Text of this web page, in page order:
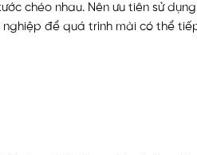
chéo nhau. Nên ưu tiên sử dụng
để quá trình mài có thể